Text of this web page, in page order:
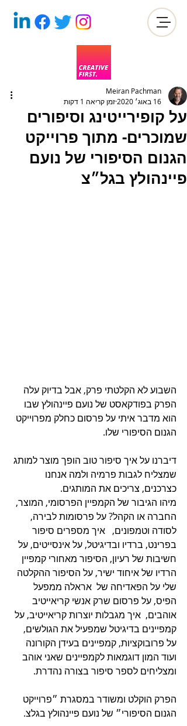
על קופירייטינג וסיפורים
שמוכרים- מתוך פרוייקט
הגנום הסיפורי של נועם
פיינהולץ בגל״צ
Meiran Pachman
16 באוג׳ 2020
זמן קריאה 1 דקות
השבוע לא הקלטתי פרק, אבל בדיוק עלה
הפרק בפודקאסט של נועם פיינהולץ שבו
הוא מדבר איתי על פרסום כחלק מפרוייקט
הגנום הסיפורי שלו.
דיברנו על איך סיפור טוב הופך מוצר למותג
שמצליח לגבות פרמיה ולמה אנחנו
כצרכנים, צריכים את המותגים.
מיהו הגיבור של הקמפיין הפרסומי, המוצר,
החברה או הקהל? על פרסומות לבירה,
לסודה וטמפונים,   איך מספרים סיפור
בפרינט, ברדיו ובדיגיטל, על אינסייטים, על
חשיבות של רעיון, הסיפור מאחורי קמפיין
הרדיו של איחוד ישיר, על הסיפור ההקלטה
שלי על הפאדיחה של  אראלה ממפעל
הפיס, על פרסום שרק אנשי קריאייטיב
אוהבים,  איך מגבלות יוצרות קריאייטיב, על
קמפיינים בדיגיטל שמפעיל את הגולשים,
על פרובוקציות, קמפיינים בעידן הקורונה
ועוד המון דוגמאות לקמפיינים שאני אוהב
ומצליחים לספר סיפור בצורה נהדרת.
הפרק הוקלט ומשודר במסגרת ״פרוייקט
הגנום הסיפורי״ של נועם פיינהולץ בגלצ.